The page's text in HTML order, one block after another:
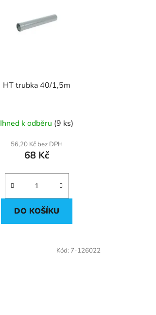
HT trubka 40/1,5m
Ihned k odběru (9 ks)
56,20 Kč bez DPH
68 Kč
DO KOŠÍKU
Kód: 7-126022